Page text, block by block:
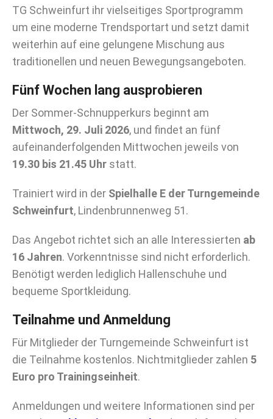
TG Schweinfurt ihr vielseitiges Sportprogramm
um eine moderne Trendsportart und setzt damit
weiterhin auf eine gelungene Mischung aus
traditionellen und neuen Bewegungsangeboten.
Fünf Wochen lang ausprobieren
Der Sommer-Schnupperkurs beginnt am
Mittwoch, 29. Juli 2026, und findet an fünf
aufeinanderfolgenden Mittwochen jeweils von
19.30 bis 21.45 Uhr statt.
Trainiert wird in der Spielhalle E der Turngemeinde
Schweinfurt, Lindenbrunnenweg 51.
Das Angebot richtet sich an alle Interessierten ab
16 Jahren. Vorkenntnisse sind nicht erforderlich.
Benötigt werden lediglich Hallenschuhe und
bequeme Sportkleidung.
Teilnahme und Anmeldung
Für Mitglieder der Turngemeinde Schweinfurt ist
die Teilnahme kostenlos. Nichtmitglieder zahlen 5
Euro pro Trainingseinheit.
Anmeldungen und weitere Informationen sind per